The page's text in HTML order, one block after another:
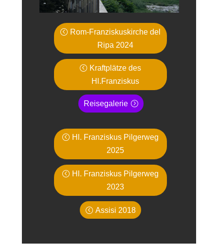
Rom-Franziskuskirche del
Ripa 2024
Kraftplätze des
Hl.Franziskus
Reisegalerie
Hl. Franziskus Pilgerweg
2025
Hl. Franziskus Pilgerweg
2023
Assisi 2018